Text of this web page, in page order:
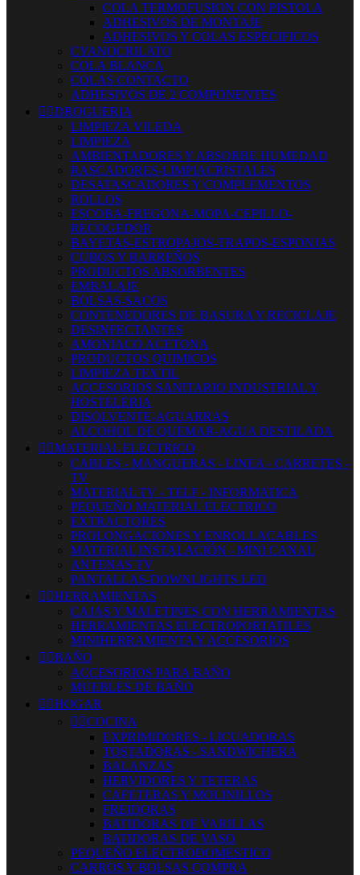
COLA TERMOFUSION CON PISTOLA
ADHESIVOS DE MONTAJE
ADHESIVOS Y COLAS ESPECIFICOS
CYANOCRILATO
COLA BLANCA
COLAS CONTACTO
ADHESIVOS DE 2 COMPONENTES
 DROGUERIA
LIMPIEZA VILEDA
LIMPIEZA
AMBIENTADORES Y ABSORBE HUMEDAD
RASCADORES-LIMPIACRISTALES
DESATASCADORES Y COMPLEMENTOS
ROLLOS
ESCOBA-FREGONA-MOPA-CEPILLO-
RECOGEDOR
BAYETAS-ESTROPAJOS-TRAPOS-ESPONJAS
CUBOS Y BARREÑOS
PRODUCTOS ABSORBENTES
EMBALAJE
BOLSAS-SACOS
CONTENEDORES DE BASURA Y RECICLAJE
DESINFECTANTES
AMONIACO ACETONA
PRODUCTOS QUIMICOS
LIMPIEZA TEXTIL
ACCESORIOS SANITARIO INDUSTRIAL Y
HOSTELERIA
DISOLVENTE-AGUARRAS
ALCOHOL DE QUEMAR-AGUA DESTILADA
 MATERIAL ELECTRICO
CABLES - MANGUERAS - LINEA - CARRETES -
TV
MATERIAL TV - TELF - INFORMATICA
PEQUEÑO MATERIAL ELECTRICO
EXTRACTORES
PROLONGACIONES Y ENROLLACABLES
MATERIAL INSTALACIÓN - MINI CANAL
ANTENAS TV
PANTALLAS-DOWNLIGHTS LED
 HERRAMIENTAS
CAJAS Y MALETINES CON HERRAMIENTAS
HERRAMIENTAS ELECTROPORTATILES
MINIHERRAMIENTA Y ACCESORIOS
 BAÑO
ACCESORIOS PARA BAÑO
MUEBLES DE BAÑO
 HOGAR
 COCINA
EXPRIMIDORES - LICUADORAS
TOSTADORAS - SANDWICHERA
BALANZAS
HERVIDORES Y TETERAS
CAFETERAS Y MOLINILLOS
FREIDORAS
BATIDORAS DE VARILLAS
BATIDORAS DE VASO
PEQUEÑO ELECTRODOMESTICO
CARROS Y BOLSAS COMPRA